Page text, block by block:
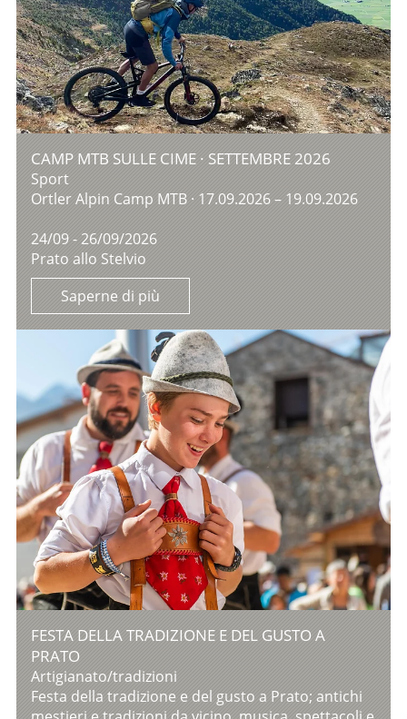
CAMP MTB SULLE CIME · SETTEMBRE 2026
Sport
Ortler Alpin Camp MTB · 17.09.2026 – 19.09.2026
24/09 - 26/09/2026
Prato allo Stelvio
Saperne di più
FESTA DELLA TRADIZIONE E DEL GUSTO A
PRATO
Artigianato/tradizioni
Festa della tradizione e del gusto a Prato; antichi